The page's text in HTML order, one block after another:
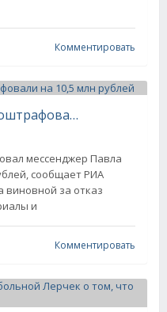
Комментировать
Telegram Павла Дурова оштрафовали на 10,5 млн рублей
мессенджер Павла
сообщает РИА
виновной за отказ
и
Комментировать